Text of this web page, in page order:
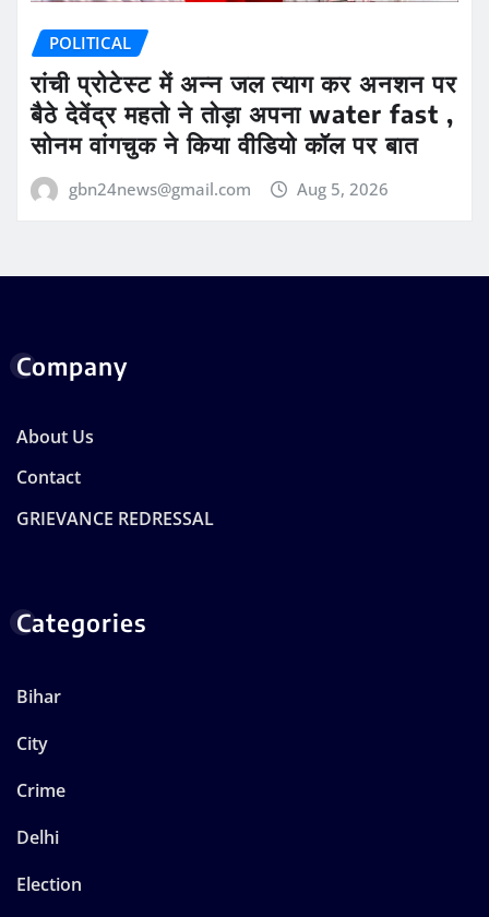
POLITICAL
रांची प्रोटेस्ट में अन्न जल त्याग कर अनशन पर
बैठे देवेंद्र महतो ने तोड़ा अपना water fast ,
सोनम वांगचुक ने किया वीडियो कॉल पर बात
gbn24news@gmail.com Aug 5, 2026
Company
About Us
Contact
GRIEVANCE REDRESSAL
Categories
Bihar
City
Crime
Delhi
Election